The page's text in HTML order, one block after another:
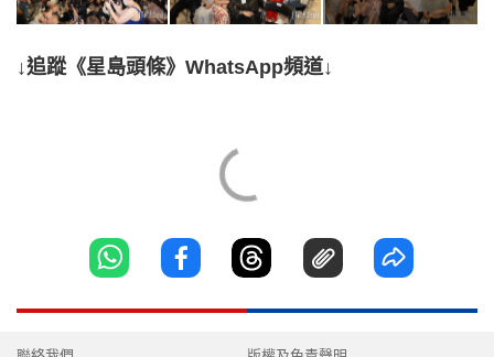
↓追蹤《星島頭條》WhatsApp頻道↓